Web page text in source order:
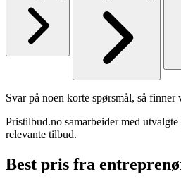
Svar på noen korte spørsmål, så
Pristilbud.no samarbeider med
relevante tilbud.
Best pris fra